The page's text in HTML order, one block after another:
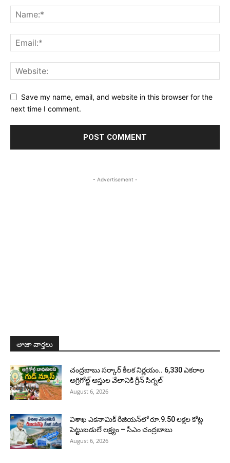
Save my name, email, and website in this browser for the
next time I comment.
- Advertisement -
తాజా వార్తలు
చంద్రబాబు సర్కార్ కీలక నిర్ణయం.. 6,330 ఎకరాల
అగ్రిగోల్డ్ ఆస్తుల వేలానికి గ్రీన్ సిగ్నల్
August 6, 2026
విశాఖ ఎకనామిక్ రీజియన్‌లో రూ.9.50 లక్షల కోట్ల
పెట్టుబడులే లక్ష్యం – సీఎం చంద్రబాబు
August 6, 2026